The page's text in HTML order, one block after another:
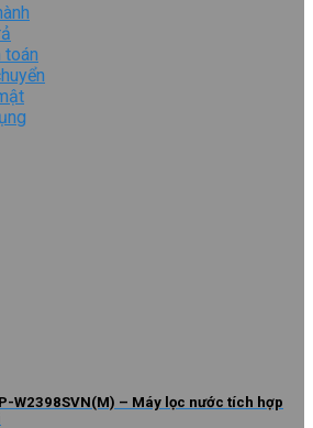
toán
W2398SVN(M) – Máy lọc nước tích hợp